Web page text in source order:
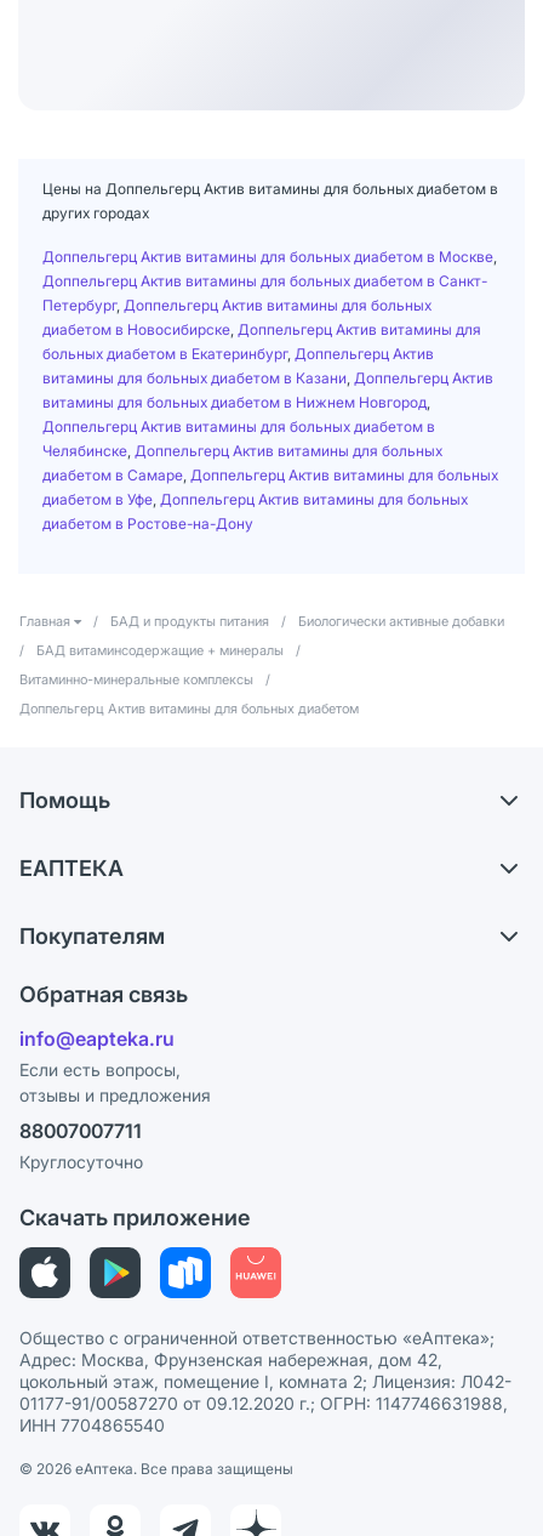
Цены на Доппельгерц Актив витамины для больных диабетом в
других городах
Доппельгерц Актив витамины для больных диабетом в Москве
Доппельгерц Актив витамины для больных диабетом в Санкт-
Петербург, Доппельгерц Актив витамины для больных
диабетом в Новосибирске Доппельгерц Актив витамины для
больных диабетом в Екатеринбург, Доппельгерц Актив
витамины для больных диабетом в Казани Доппельгерц Актив
витамины для больных диабетом в Нижнем Новгород
Доппельгерц Актив витамины для больных диабетом в
Челябинске Доппельгерц Актив витамины для больных
диабетом в Самаре Доппельгерц Актив витамины для больных
диабетом в Уфе Доппельгерц Актив витамины для больных
диабетом в Ростове-на-Дону
Главная / БАД и продукты питания /
Биологически активные добавки
/
БАД витаминсодержащие + минералы
/
Витаминно-минеральные комплексы
/
Доппельгерц Актив витамины для больных диабетом
Помощь
Обмен и возврат
Блог
ЕАПТЕКА
Карьера
Поставщики
Лицензия
Реклама на сайте
Ваши товары на ЕАПТЕКЕ
Покупателям
Программа СберСпасибо
Политика конфиденциальности
Пользовательское соглашение
Политика рекомендаций
Этика и соответствие
Политика в отношении обработки персональных данных
Обратная связь
info@eapteka.ru
Если есть вопросы,
отзывы и предложения
88007007711
Круглосуточно
Скачать приложение
Общество с ограниченной ответственностью «еАптека»;
Адрес: Москва, Фрунзенская набережная, дом 42,
цокольный этаж, помещение I, комната 2; Лицензия: Л042-
01177-91/00587270 от 09.12.2020 г.; ОГРН: 1147746631988,
ИНН 7704865540
© 2026 eАптека. Все права защищены